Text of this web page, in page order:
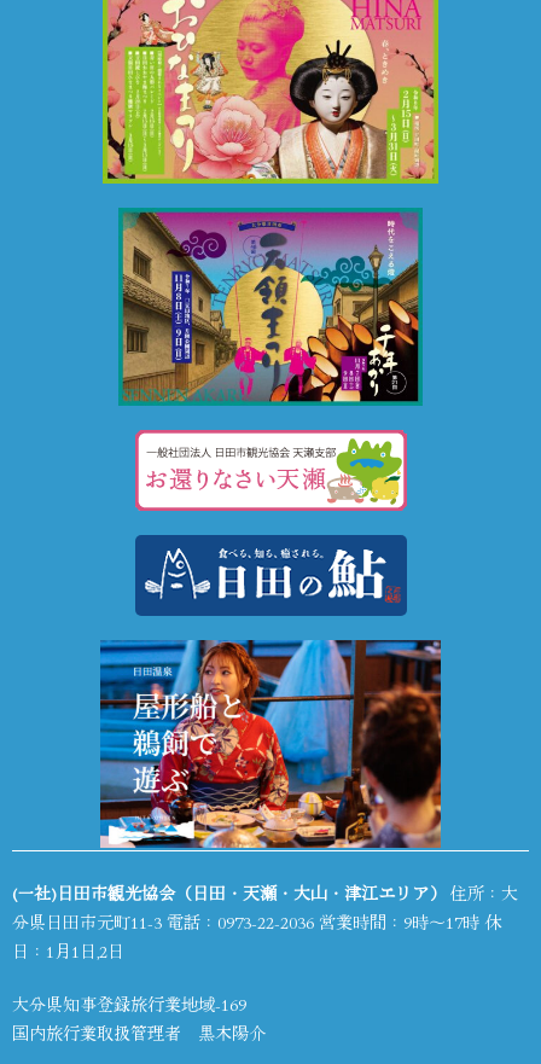
(一社)日田市観光協会（日田・天瀬・大山・津江エリア） 住所：大
分県日田市元町11-3 電話： 0973-22-2036 営業時間：9時～17時 休
日：1月1日,2日
大分県知事登録旅行業地域-169
国内旅行業取扱管理者 黒木陽介